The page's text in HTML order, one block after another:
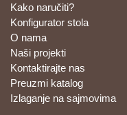
Kako naručiti?
Konfigurator stola
O nama
Naši projekti
Kontaktirajte nas
Preuzmi katalog
Izlaganje na sajmovima